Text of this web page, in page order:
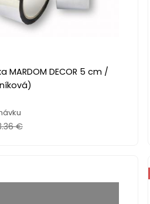
MARDOM DECOR 5 cm /
€